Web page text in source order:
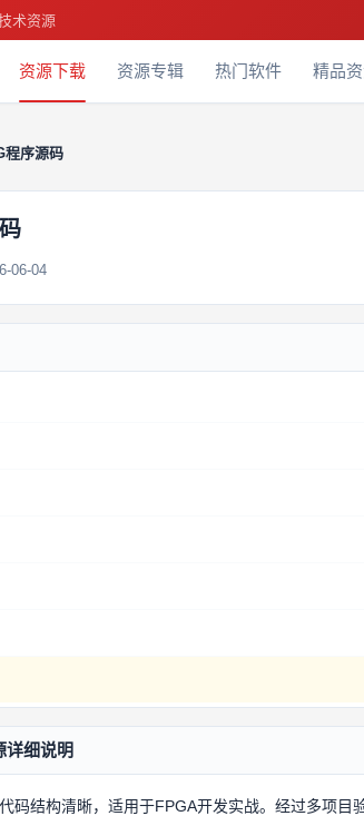
术资源
资源下载 资源专辑 热门软件 精品
程序源码
06-04
详细说明
码结构清晰，适用于FPGA开发实战。经过多项目